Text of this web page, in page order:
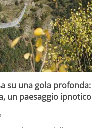
su una gola profonda:
un paesaggio ipnotico